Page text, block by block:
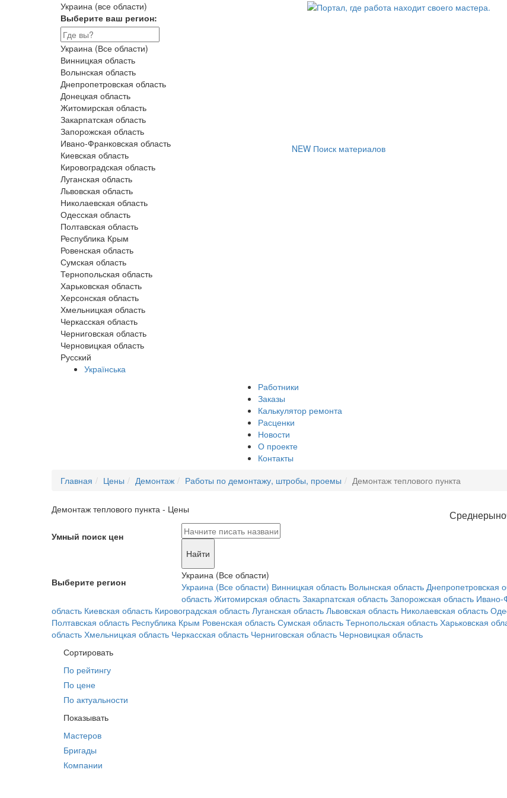
Украина (все области)
Выберите ваш регион:
Украина (Все области)
Винницкая область
Волынская область
Днепропетровская область
Донецкая область
Житомирская область
Закарпатская область
Запорожская область
Ивано-Франковская область
Киевская область
Кировоградская область
Луганская область
Львовская область
Николаевская область
Одесская область
Полтавская область
Республика Крым
Ровенская область
Сумская область
Тернопольская область
Харьковская область
Херсонская область
Хмельницкая область
Черкасская область
Черниговская область
Черновицкая область
Русский
Українська
NEW Поиск материалов
Работники
Заказы
Калькулятор ремонта
Расценки
Новости
О проекте
Контакты
Главная
Цены Демонтаж Работы по демонтажу, штробы, проемы Демонтаж теплового пункта
Демонтаж теплового пункта - Цены
Умный поиск цен
Найти
Выберите регион
Украина (Все области)
Украина (Все области) Винницкая область Волынская область Днепропетровская
область Житомирская область Закарпатская область Запорожская область Ивано-
область Киевская область Кировоградская область Луганская область Львовская область Николаевская область
Полтавская область Республика Крым Ровенская область Сумская область Тернопольская область Харьковская
область Хмельницкая область Черкасская область Черниговская область Черновицкая область
Сортировать
По рейтингу
По цене
По актуальности
Показывать
Мастеров
Бригады
Компании